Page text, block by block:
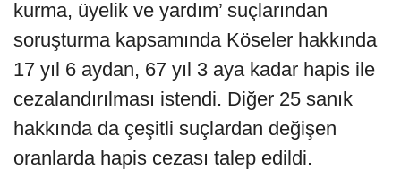
kurma, üyelik ve yardım’ suçlarından
soruşturma kapsamında Köseler hakkında
17 yıl 6 aydan, 67 yıl 3 aya kadar hapis ile
cezalandırılması istendi. Diğer 25 sanık
hakkında da çeşitli suçlardan değişen
oranlarda hapis cezası talep edildi.